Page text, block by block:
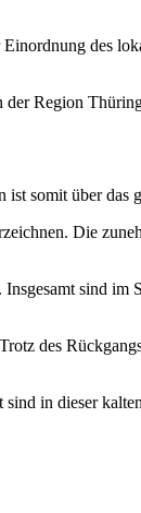
des
der Region
somit über das
Die
sind im
des
in dieser